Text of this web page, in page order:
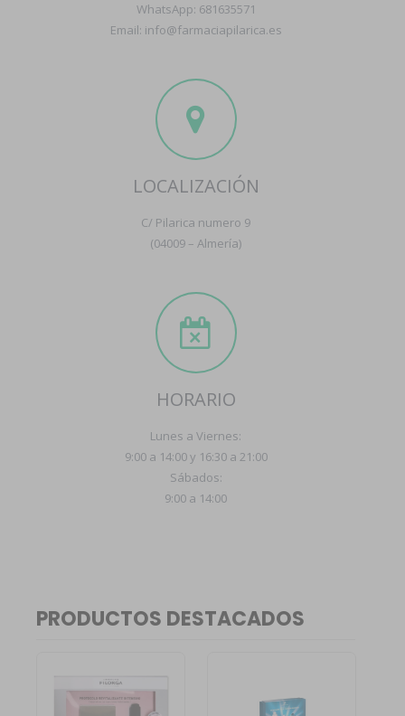
WhatsApp: 681635571
Email: info@farmaciapilarica.es
LOCALIZACIÓN
C/ Pilarica numero 9
(04009 – Almería)
HORARIO
Lunes a Viernes:
9:00 a 14:00 y 16:30 a 21:00
Sábados:
9:00 a 14:00